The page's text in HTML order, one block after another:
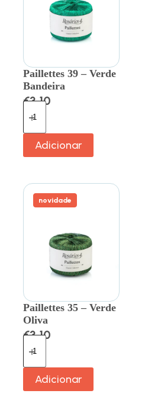
Paillettes 39 – Verde
Bandeira
€3.10
Adicionar
novidade
Paillettes 35 – Verde
Oliva
€3.10
Adicionar